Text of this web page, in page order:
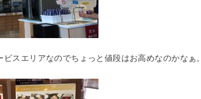
ビスエリアなのでちょっと値段はお高めなのかなぁ。